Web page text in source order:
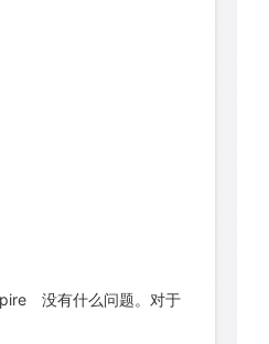
没有什么问题。对于